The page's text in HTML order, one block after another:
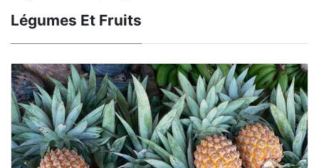
Légumes Et Fruits